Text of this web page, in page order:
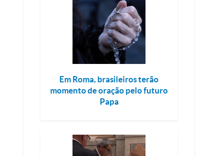
Em Roma, brasileiros terão
momento de oração pelo futuro
Papa